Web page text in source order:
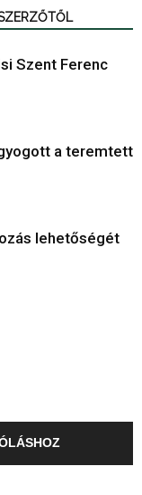
Szent Ferenc
a teremtett
lehetőségét